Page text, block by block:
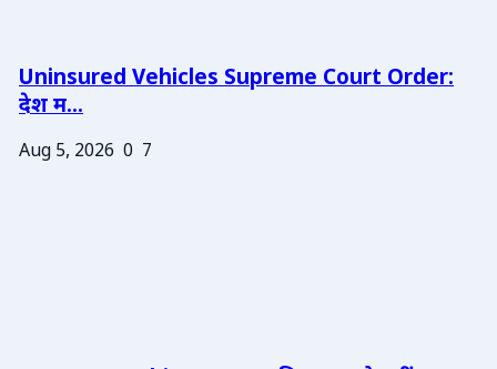
Uninsured Vehicles Supreme Court Order:
देश म...
Aug 5, 2026 0 7